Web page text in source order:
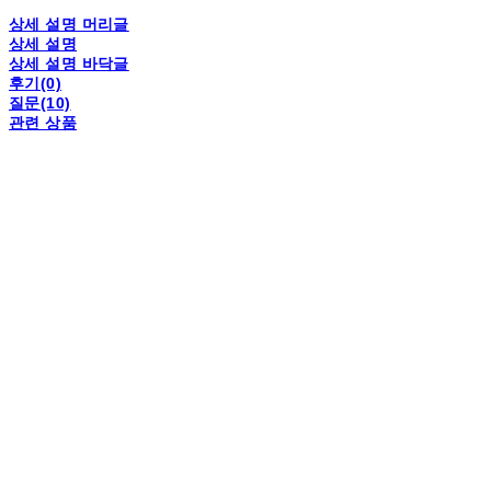
상세 설명 머리글
상세 설명
상세 설명 바닥글
후기(0)
질문(10)
관련 상품